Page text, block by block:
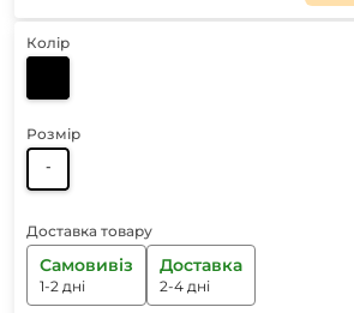
Колір
Розмір
-
Доставка товару
Самовивіз
1-2 дні
Доставка
2-4 дні